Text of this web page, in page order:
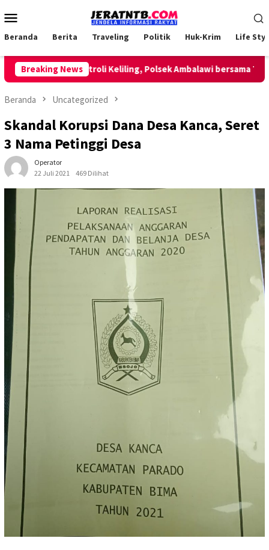
ke
Mobile
Beranda Berita Traveling Politik Huk-Krim Life
Breaking News
Lakukan Patroli Keliling, Polsek Ambalawi bersama TNI dan
Beranda Uncategorized
Skandal Korupsi Dana Desa Kanca, Seret
3 Nama Petinggi Desa
Operator
22 Juli 2021
469 Dilihat